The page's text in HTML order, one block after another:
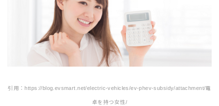
引用：https://blog.evsmart.net/electric-vehicles/ev-phev-subsidy/attachment/電
卓を持つ女性/